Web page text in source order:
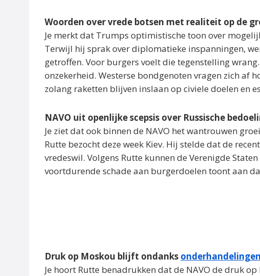
Woorden over vrede botsen met realiteit op de
Je merkt dat Trumps optimistische toon over
Terwijl hij sprak over diplomatieke inspanningen,
getroffen. Voor burgers voelt die tegenstelling
onzekerheid. Westerse bondgenoten vragen zich af
zolang raketten blijven inslaan op civiele doelen en
NAVO uit openlijke scepsis over Russische
Je ziet dat ook binnen de NAVO het wantrouwen
Rutte bezocht deze week Kiev. Hij stelde dat de
vredeswil. Volgens Rutte kunnen de Verenigde
voortdurende schade aan burgerdoelen toont aan
Druk op Moskou blijft ondanks onderhandelingen
Je hoort Rutte benadrukken dat de NAVO de druk